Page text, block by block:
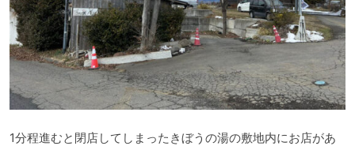
1分程進むと閉店してしまったきぼうの湯の敷地内にお店があ